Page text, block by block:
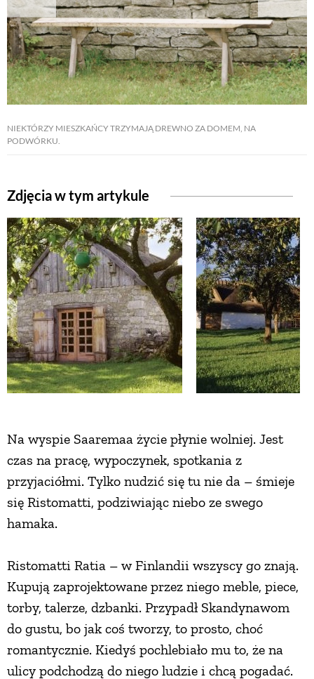
NIEKTÓRZY MIESZKAŃCY TRZYMAJĄ DREWNO ZA DOMEM, NA
PODWÓRKU.
Zdjęcia w tym artykule
Na wyspie Saaremaa życie płynie wolniej. Jest
czas na pracę, wypoczynek, spotkania z
przyjaciółmi. Tylko nudzić się tu nie da – śmieje
się Ristomatti, podziwiając niebo ze swego
hamaka.
Ristomatti Ratia – w Finlandii wszyscy go znają.
Kupują zaprojektowane przez niego meble, piece,
torby, talerze, dzbanki. Przypadł Skandynawom
do gustu, bo jak coś tworzy, to prosto, choć
romantycznie. Kiedyś pochlebiało mu to, że na
ulicy podchodzą do niego ludzie i chcą pogadać.
NATURALNIE
URODA
NATURALNA APTECZKA
EKO ŻYCIE
PRZYRODA
ZWIERZĘTA DOMOWE
ZWIERZĘTA W NATURZE
GRZYBY
KRAJOBRAZ
RĘKODZIEŁO
ZWYCZAJE
ZRÓB TO SAM
PRZEPISY